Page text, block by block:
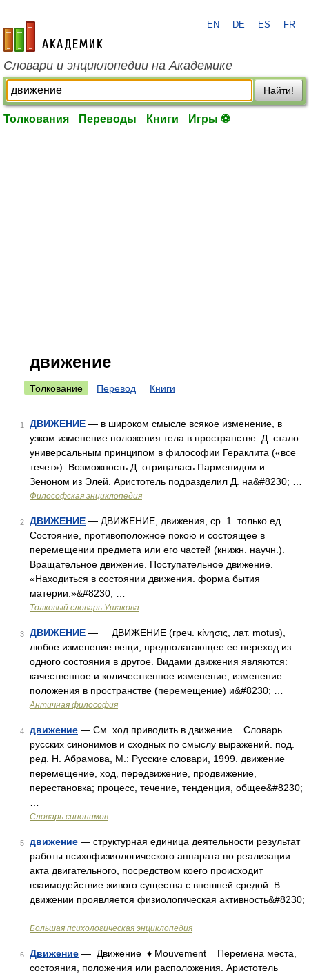
academic.ru
EN DE ES FR
Словари и энциклопедии на Академике
Найти!
Толкования Переводы Книги Игры ⚽
движение
Толкование Перевод Книги
1 ДВИЖЕНИЕ — в широком смысле всякое изменение, в
узком изменение положения тела в пространстве. Д. стало
универсальным принципом в философии Гераклита («все
течет»). Возможность Д. отрицалась Парменидом и
Зеноном из Элей. Аристотель подразделил Д. на&#8230; …
Философская энциклопедия
2 ДВИЖЕНИЕ — ДВИЖЕНИЕ, движения, ср. 1. только ед.
Состояние, противоположное покою и состоящее в
перемещении предмета или его частей (книжн. научн.).
Вращательное движение. Поступательное движение.
«Находиться в состоянии движения. форма бытия
материи.»&#8230; …
Толковый словарь Ушакова
3 ДВИЖЕНИЕ — ДВИЖЕНИЕ (греч. κίνησις, лат. motus),
любое изменение вещи, предполагающее ее переход из
одного состояния в другое. Видами движения являются:
качественное и количественное изменение, изменение
положения в пространстве (перемещение) и&#8230; …
Античная философия
4 движение — См. ход приводить в движение... Словарь
русских синонимов и сходных по смыслу выражений. под.
ред. Н. Абрамова, М.: Русские словари, 1999. движение
перемещение, ход, передвижение, продвижение,
перестановка; процесс, течение, тенденция, общее&#8230;
Словарь синонимов
5 движение — структурная единица деятельности результат
работы психофизиологического аппарата по реализации
акта двигательного, посредством коего происходит
взаимодействие живого существа с внешней средой. В
движении проявляется физиологическая активность&#8230;
Большая психологическая энциклопедия
6 Движение — Движение ♦ Mouvement Перемена места,
состояния, положения или расположения. Аристотель